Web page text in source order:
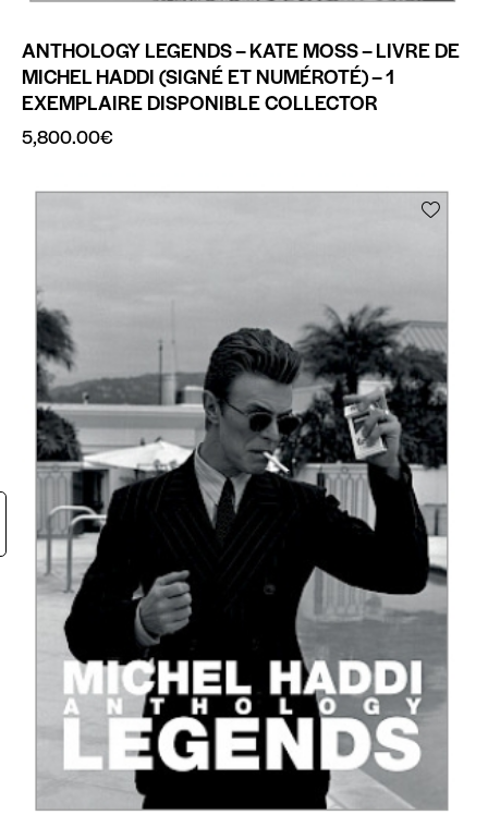
ANTHOLOGY LEGENDS – KATE MOSS – LIVRE DE
MICHEL HADDI (SIGNÉ ET NUMÉROTÉ) – 1
EXEMPLAIRE DISPONIBLE COLLECTOR
5,800.00€